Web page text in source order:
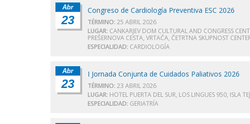
Abr
23
Congreso de Cardiología Preventiva ESC 2026
TÉRMINO: 25 ABRIL 2026
LUGAR: CANKARJEV DOM CULTURAL AND CONGRESS
PREŠERNOVA CESTA, VRTAČA, ČETRTNA SKUPNOST
ESPECIALIDAD: CARDIOLOGÍA
Abr
23
I Jornada Conjunta de Cuidados Paliativos 2026
TÉRMINO: 23 ABRIL 2026
LUGAR: HOTEL PUERTA DEL SUR, LOS LINGUES 950, ISLA
ESPECIALIDAD: GERIATRÍA